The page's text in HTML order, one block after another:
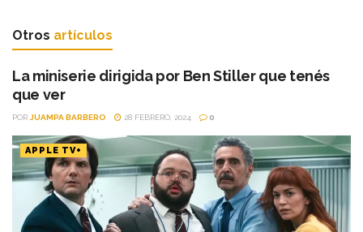
Otros artículos
La miniserie dirigida por Ben Stiller que tenés
que ver
POR JUAMPA BARBERO 28 FEBRERO, 2024 0
APPLE TV+